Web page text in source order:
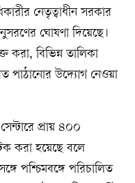
নেতৃত্বাধীন সরকার
ঘোষণা দিয়েছে।
বিভিন্ন তালিকা
পাঠানোর উদ্যোগ নেওয়া
প্রায় ৪০০
করা হয়েছে বলে
পশ্চিমবঙ্গে পরিচালিত